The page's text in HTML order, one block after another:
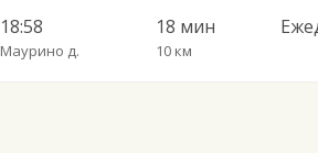
18:58
Маурино д.
18 мин
10 км